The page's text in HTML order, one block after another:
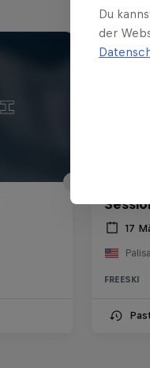
17
FREESKI
Du
der